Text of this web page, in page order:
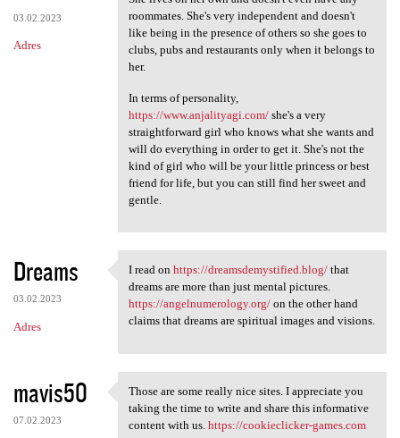
03.02.2023
Adres
roommates. She's very independent and doesn't
like being in the presence of others so she goes to
clubs, pubs and restaurants only when it belongs to
her.
In terms of personality,
https://www.anjalityagi.com/she's a very
straightforward girl who knows what she wants and
will do everything in order to get it. She's not the
kind of girl who will be your little princess or best
friend for life, but you can still find her sweet and
gentle.
Dreams
03.02.2023
Adres
I read on https:/
I read on https://dreamsdemystified.blog/that
dreams are more than just mental pictures.
https://angelnumerology.org/on the other hand
claims that dreams are spiritual images and visions.
mavis50
07.02.2023
Those are some really nice
Those are some really nice sites. I appreciate you
taking the time to write and share this informative
content with us. https://cookieclicker-games.com